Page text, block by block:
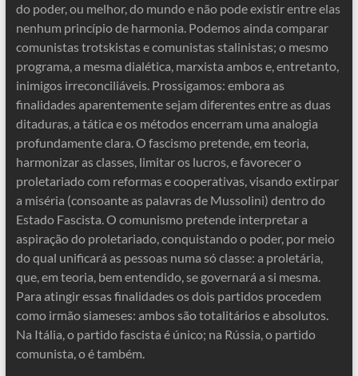
do poder, ou melhor, do mundo e não pode existir entre elas
nenhum princípio de harmonia. Podemos ainda comparar
comunistas trotskistas e comunistas stalinistas; o mesmo
programa, a mesma dialética, marxista ambos e, entretanto,
inimigos irreconciliáveis. Prossigamos: embora as
finalidades aparentemente sejam diferentes entre as duas
ditaduras, a tática e os métodos encerram uma analogia
profundamente clara. O fascismo pretende, em teoria,
harmonizar as classes, limitar os lucros, e favorecer o
proletariado com reformas e cooperativas, visando extirpar
a miséria (consoante as palavras de Mussolini) dentro do
Estado Fascista. O comunismo pretende interpretar a
aspiração do proletariado, conquistando o poder, por meio
do qual unificará as pessoas numa só classe: a proletária,
que, em teoria, bem entendido, se governará a si mesma.
Para atingir essas finalidades os dois partidos procedem
como irmão siameses: ambos são totalitários e absolutos.
Na Itália, o partido fascista é único; na Rússia, o partido
comunista, o é também.